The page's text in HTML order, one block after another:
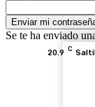
Se te ha enviado
20.9 C